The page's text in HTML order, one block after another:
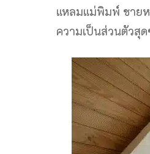
แหลมแม่พิมพ์ ชาย
ความเป็นส่วนตัวสุด